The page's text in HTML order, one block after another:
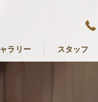
ラリー スタッフ